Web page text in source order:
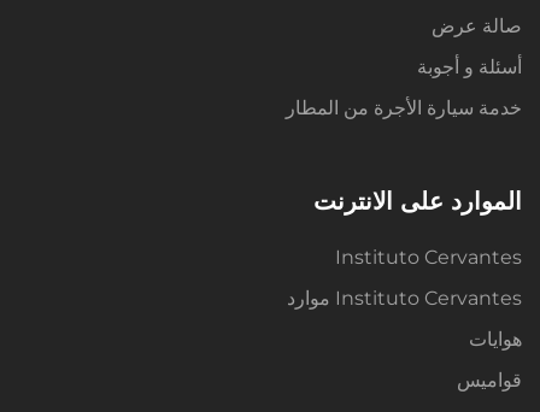
صالة عرض
أسئلة و أجوبة
خدمة سيارة الأجرة من المطار
الموارد على الانترنت
Instituto Cervantes
Instituto Cervantes موارد
هوايات
قواميس